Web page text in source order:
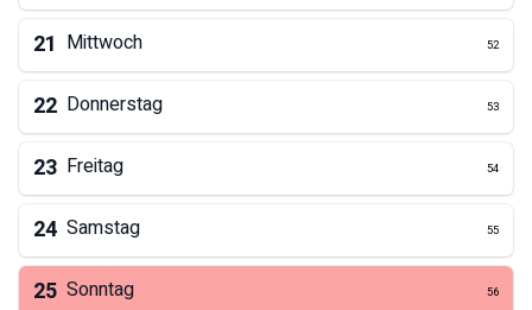
21 Mittwoch 52
22 Donnerstag 53
23 Freitag 54
24 Samstag 55
25 Sonntag 56